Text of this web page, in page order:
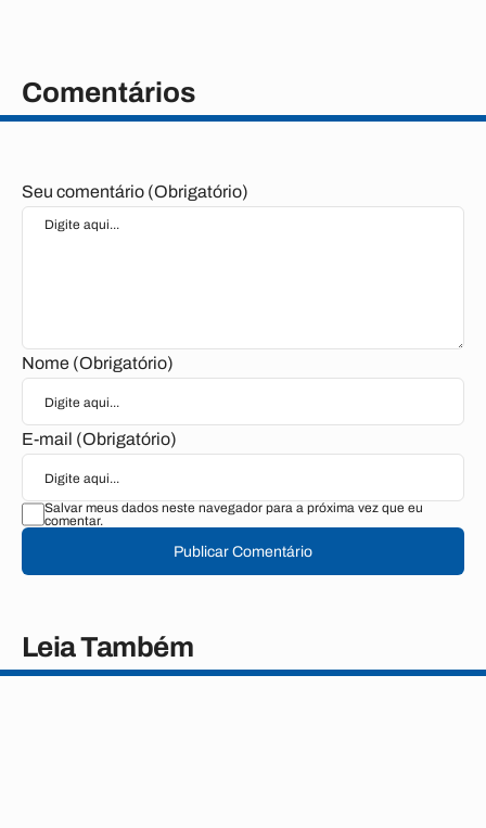
Comentários
Seu comentário (Obrigatório)
Nome (Obrigatório)
E-mail (Obrigatório)
Salvar meus dados neste navegador para a próxima vez que eu
comentar.
Publicar Comentário
Leia Também